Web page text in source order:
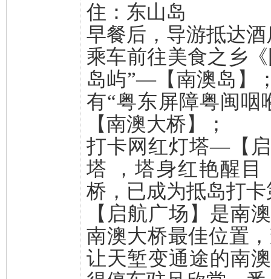
住：东山岛
早餐后，导游抵达
乘车前往美食之乡
岛屿”—【南澳岛】
有“粤东屏障粤闽咽
【南澳大桥】；
打卡网红灯塔—【
塔 ，塔身红艳醒目
桥，已成为抵岛打
【启航广场】是南
南澳大桥最佳位置
让天堑变通途的南